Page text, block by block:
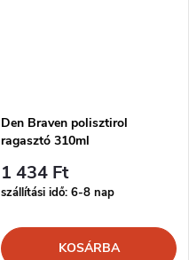
Den Braven polisztirol
ragasztó 310ml
1 434 Ft
szállítási idő: 6-8 nap
KOSÁRBA